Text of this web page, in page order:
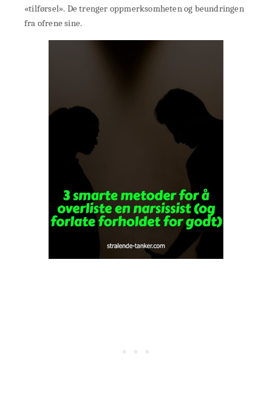
«tilførsel». De trenger oppmerksomheten og beundringen
fra ofrene sine.